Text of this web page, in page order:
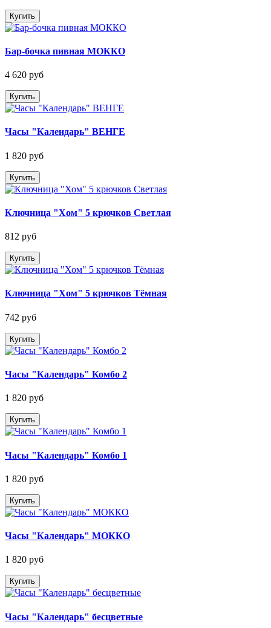
Купить
Бар-бочка пивная МОККО
4 620 руб
Купить
Часы "Календарь" ВЕНГЕ
1 820 руб
Купить
Ключница "Хом" 5 крючков Светлая
812 руб
Купить
Ключница "Хом" 5 крючков Тёмная
742 руб
Купить
Часы "Календарь" Комбо 2
1 820 руб
Купить
Часы "Календарь" Комбо 1
1 820 руб
Купить
Часы "Календарь" МОККО
1 820 руб
Купить
Часы "Календарь" бесцветные